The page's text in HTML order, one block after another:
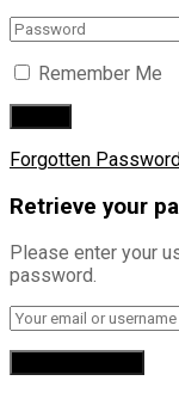
Remember Me
Forgotten
Retrieve your
Please enter your
password.